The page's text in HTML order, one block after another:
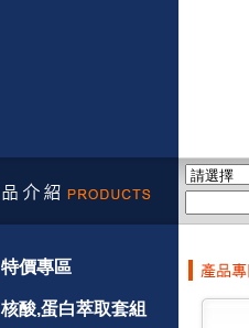
特價專區
核酸,蛋白萃取套組